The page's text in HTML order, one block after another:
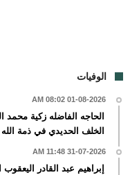
الوفيات
01-08-2026 08:02 AM
الحاجه الفاضله زكية
الخلف الحديدي في ذمة الله
31-07-2026 11:48 AM
إبراهيم عبد القادر